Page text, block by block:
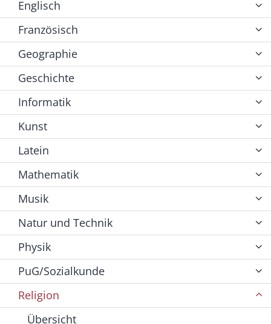
Englisch
Französisch
Geographie
Geschichte
Informatik
Kunst
Latein
Mathematik
Musik
Natur und Technik
Physik
PuG/Sozialkunde
Religion
Übersicht